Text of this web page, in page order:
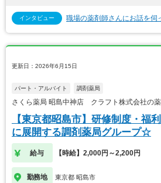
インタビュー 職場の薬剤師さんにお話を伺
更新日：2026年6月15日
パート・アルバイト 調剤薬局
さくら薬局 昭島中神店 クラフト株式会社の
【東京都昭島市】研修制度・福
に展開する調剤薬局グループ☆
給与 【時給】2,000円～2,200円
勤務地 東京都 昭島市